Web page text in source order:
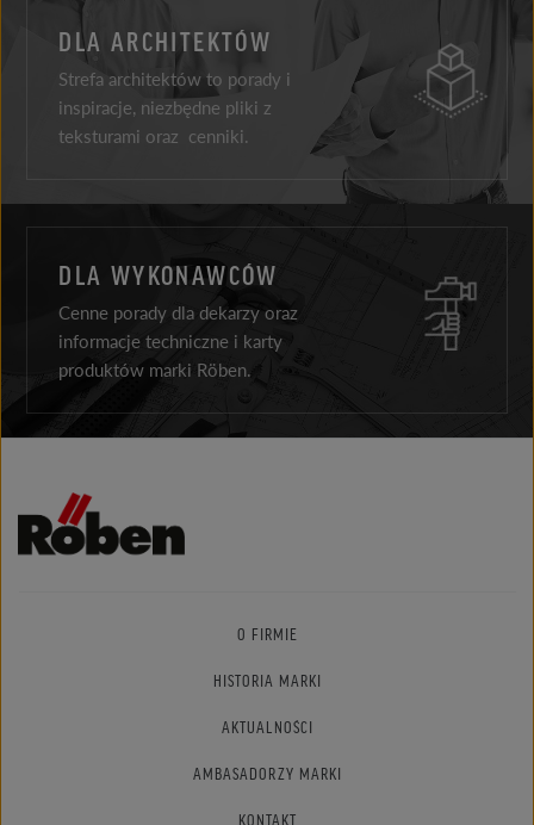
DLA ARCHITEKTÓW
Strefa architektów to porady i
inspiracje, niezbędne pliki z
teksturami oraz cenniki.
DLA WYKONAWCÓW
Cenne porady dla dekarzy oraz
informacje techniczne i karty
produktów marki Röben.
O FIRMIE
HISTORIA MARKI
AKTUALNOŚCI
AMBASADORZY MARKI
KONTAKT